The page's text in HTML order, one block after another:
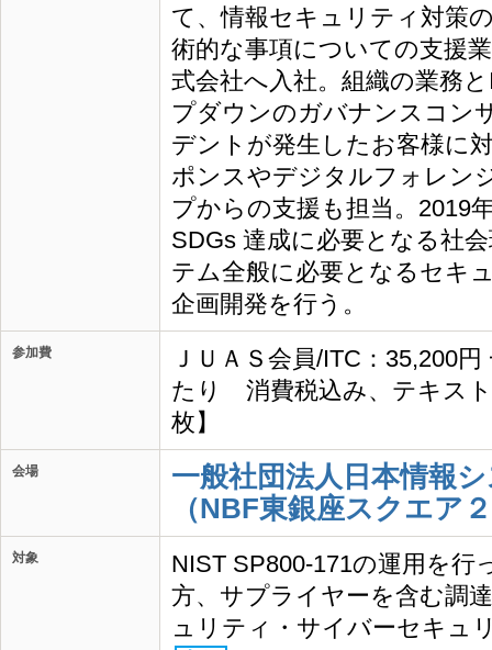
て、情報セキュリティ対策
術的な事項についての支援
式会社へ入社。組織の業務
プダウンのガバナンスコン
デントが発生したお客様に
ポンスやデジタルフォレン
プからの支援も担当。2019
SDGs 達成に必要となる社
テム全般に必要となるセキ
企画開発を行う。
参加費
ＪＵＡＳ会員/ITC：35,200
たり 消費税込み、テキス
枚】
会場
一般社団法人日本情報
（NBF東銀座スクエア
対象
NIST SP800-171の運用を行
方、サプライヤーを含む調
ュリティ・サイバーセキュ